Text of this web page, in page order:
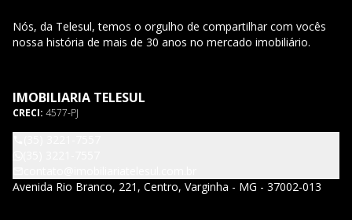
Nós, da Telesul, temos o orgulho de compartilhar com vocês
nossa história de mais de 30 anos no mercado imobiliário.
IMOBILIARIA TELESUL
CRECI: 4577-PJ
Avenida Rio Branco, 221, Centro, Varginha - MG - 37002-013